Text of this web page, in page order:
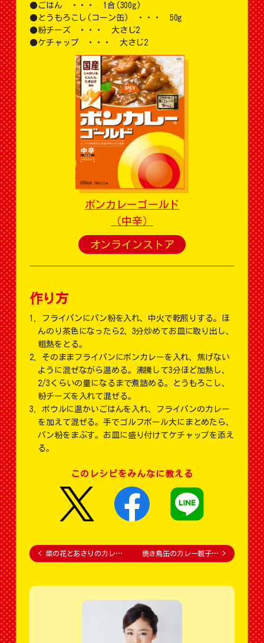
ごはん ・・・ 1合(300g)
とうもろこし(コーン缶) ・・・ 50g
粉チーズ ・・・ 大さじ2
ケチャップ ・・・ 大さじ2
ボンカレーゴールド
（中辛）
オンラインストア
作り方
フライパンにパン粉を入れ、中火で乾煎りする。ほ
んのり茶色になったら2、3分炒めてお皿に取り出し、
粗熱をとる。
そのままフライパンにボンカレーを入れ、焦げない
ように混ぜながら温める。沸騰して3分ほど加熱し、
2/3くらいの量になるまで煮詰める。とうもろこし、
粉チーズを入れて混ぜる。
ボウルに温かいごはんを入れ、フライパンのカレー
を加えて混ぜる。手でゴルフボール大にまとめたら、
パン粉をまぶす。お皿に盛り付けてケチャップを添え
る。
このレシピをみんなに教える
< 菜の花とあさりのカレ… 焼き鳥缶のカレー親子… >